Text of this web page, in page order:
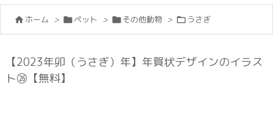

 ホーム > ペット > その他動物 > うさぎ
【2023年卯（うさぎ）年】年賀状デザインのイラス
ト㉖【無料】